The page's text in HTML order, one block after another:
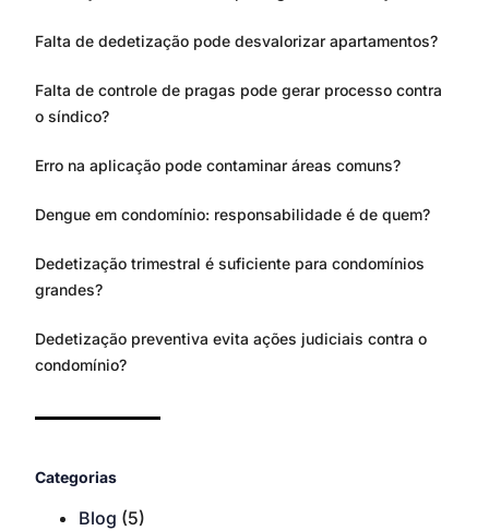
Falta de dedetização pode desvalorizar apartamentos?
Falta de controle de pragas pode gerar processo contra
o síndico?
Erro na aplicação pode contaminar áreas comuns?
Dengue em condomínio: responsabilidade é de quem?
Dedetização trimestral é suficiente para condomínios
grandes?
Dedetização preventiva evita ações judiciais contra o
condomínio?
Categorias
Blog (5)